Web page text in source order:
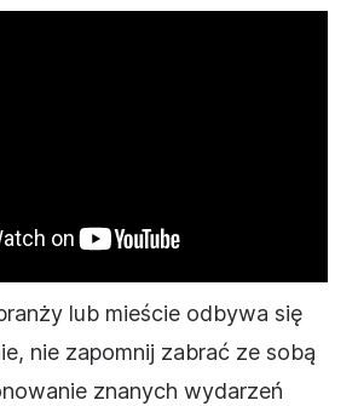
lub mieście odbywa się
nie zapomnij zabrać ze sobą
znanych wydarzeń